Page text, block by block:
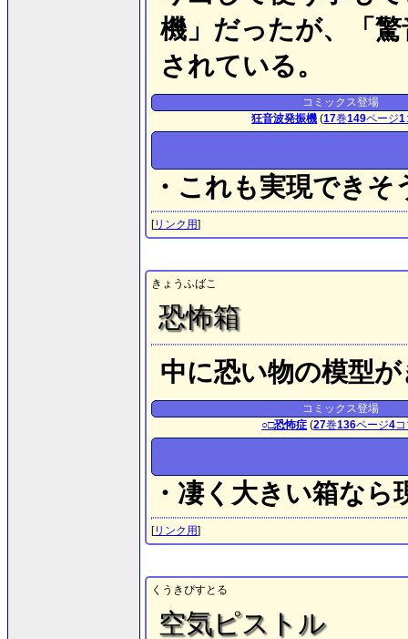
機」だったが、「
されている。
コミックス登場
狂音波発振機 (17巻149ページ1
・これも実現できそ
[リンク用]
きょうふばこ
恐怖箱
中に恐い物の模型
コミックス登場
○□恐怖症 (27巻136ページ4
・凄く大きい箱な
[リンク用]
くうきぴすとる
空気ピストル